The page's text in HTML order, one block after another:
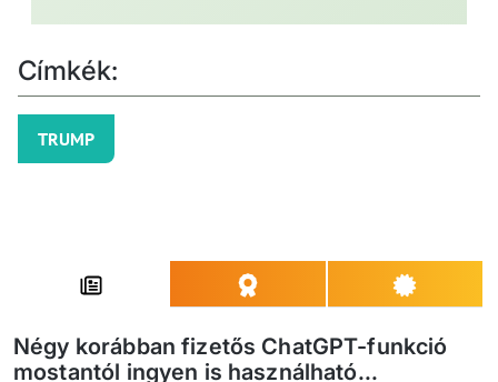
Címkék:
TRUMP
Négy korábban fizetős ChatGPT-funkció
mostantól ingyen is használható...